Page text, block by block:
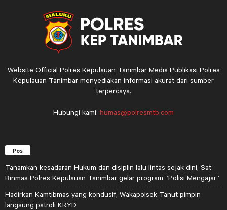
Website Official Polres Kepulauan Tanimbar Media Publikasi Polres
Kepulauan Tanimbar menyediakan informasi akurat dari sumber
terpercaya.
Hubungi kami: humas@polresmtb.com
Pos
Tanamkan kesadaran Hukum dan disiplin lalu lintas sejak dini, Sat
Binmas Polres Kepulauan Tanimbar gelar program “Polisi Mengajar”
Hadirkan Kamtibmas yang kondusif, Wakapolsek Tanut pimpin
langsung patroli KRYD